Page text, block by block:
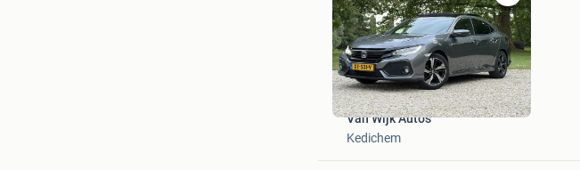
Bewaren
in
Mijn
Favorieten
Van Wijk Auto's
Kedichem